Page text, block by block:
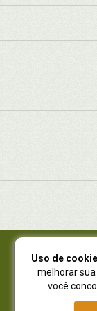
Juruá
Juruá
NOVO
Uso de
melhorar
você